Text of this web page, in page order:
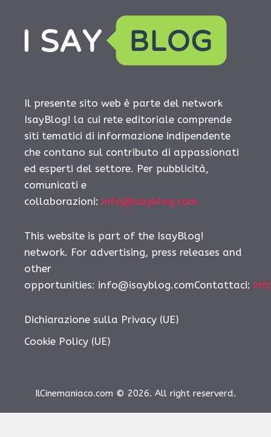
Il presente sito web è parte del network
IsayBlog! la cui rete editoriale comprende
siti tematici di informazione indipendente
che contano sul contributo di appassionati
ed esperti del settore. Per pubblicità,
comunicati e
collaborazioni: info@isayblog.com
This website is part of the IsayBlog!
network. For advertising, press releases and
other
opportunities: info@isayblog.comContattaci:
Dichiarazione sulla Privacy (UE)
Cookie Policy (UE)
IlCinemaniaco.com © 2026. All right reserverd.